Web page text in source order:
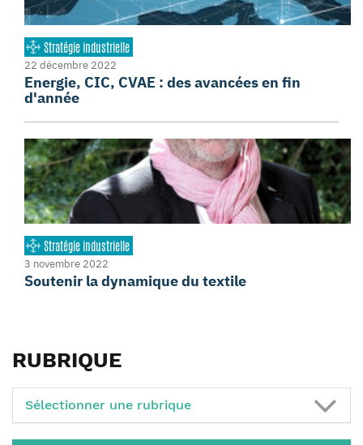
Stratégie industrielle
22 décembre 2022
Energie, CIC, CVAE : des avancées en fin
d'année
Stratégie industrielle
3 novembre 2022
Soutenir la dynamique du textile
RUBRIQUE
Sélectionner une rubrique